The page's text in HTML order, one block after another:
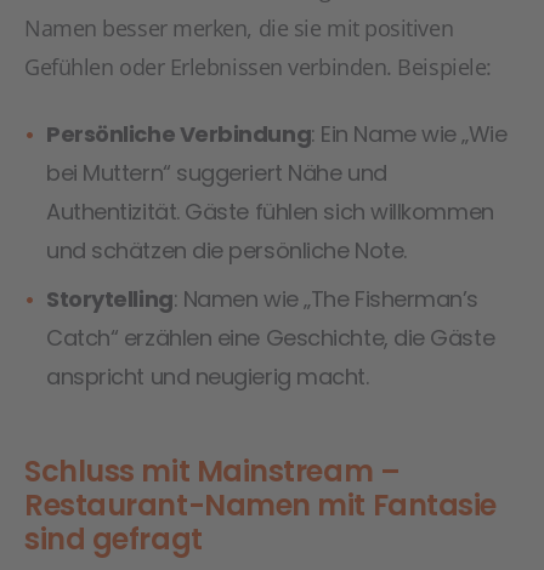
Namen besser merken, die sie mit positiven
Gefühlen oder Erlebnissen verbinden. Beispiele:
Persönliche Verbindung: Ein Name wie „Wie
bei Muttern“ suggeriert Nähe und
Authentizität. Gäste fühlen sich willkommen
und schätzen die persönliche Note.
Storytelling: Namen wie „The Fisherman’s
Catch“ erzählen eine Geschichte, die Gäste
anspricht und neugierig macht.
Schluss mit Mainstream –
Restaurant-Namen mit Fantasie
sind gefragt